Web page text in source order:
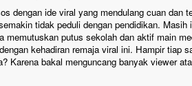
dengan ide viral yang mendulang cuan dan
tidak peduli dengan pendidikan.
memutuskan putus sekolah dan aktif main
kehadiran remaja viral ini. Hampir tiap
Karena bakal menguncang banyak viewer